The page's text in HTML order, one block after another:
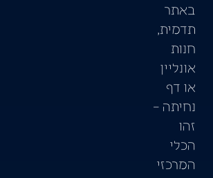
באתר
תדמית,
חנות
אונליין
או דף
נחיתה –
זהו
הכלי
המרכזי